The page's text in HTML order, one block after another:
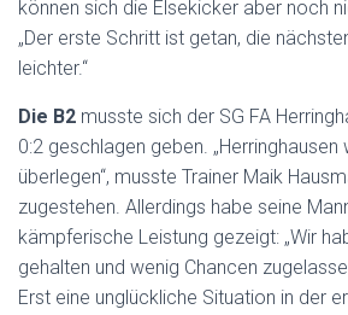
können sich die Elsekicker aber noch
„Der erste Schritt ist getan, die
leichter.“
Die B2 musste sich der SG FA
0:2 geschlagen geben. „Herringhausen
überlegen“, musste Trainer Maik
zugestehen. Allerdings habe seine
kämpferische Leistung gezeigt: „Wir
gehalten und wenig Chancen
Erst eine unglückliche Situation in der